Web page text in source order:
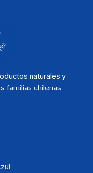
naturales y
familias chilenas.